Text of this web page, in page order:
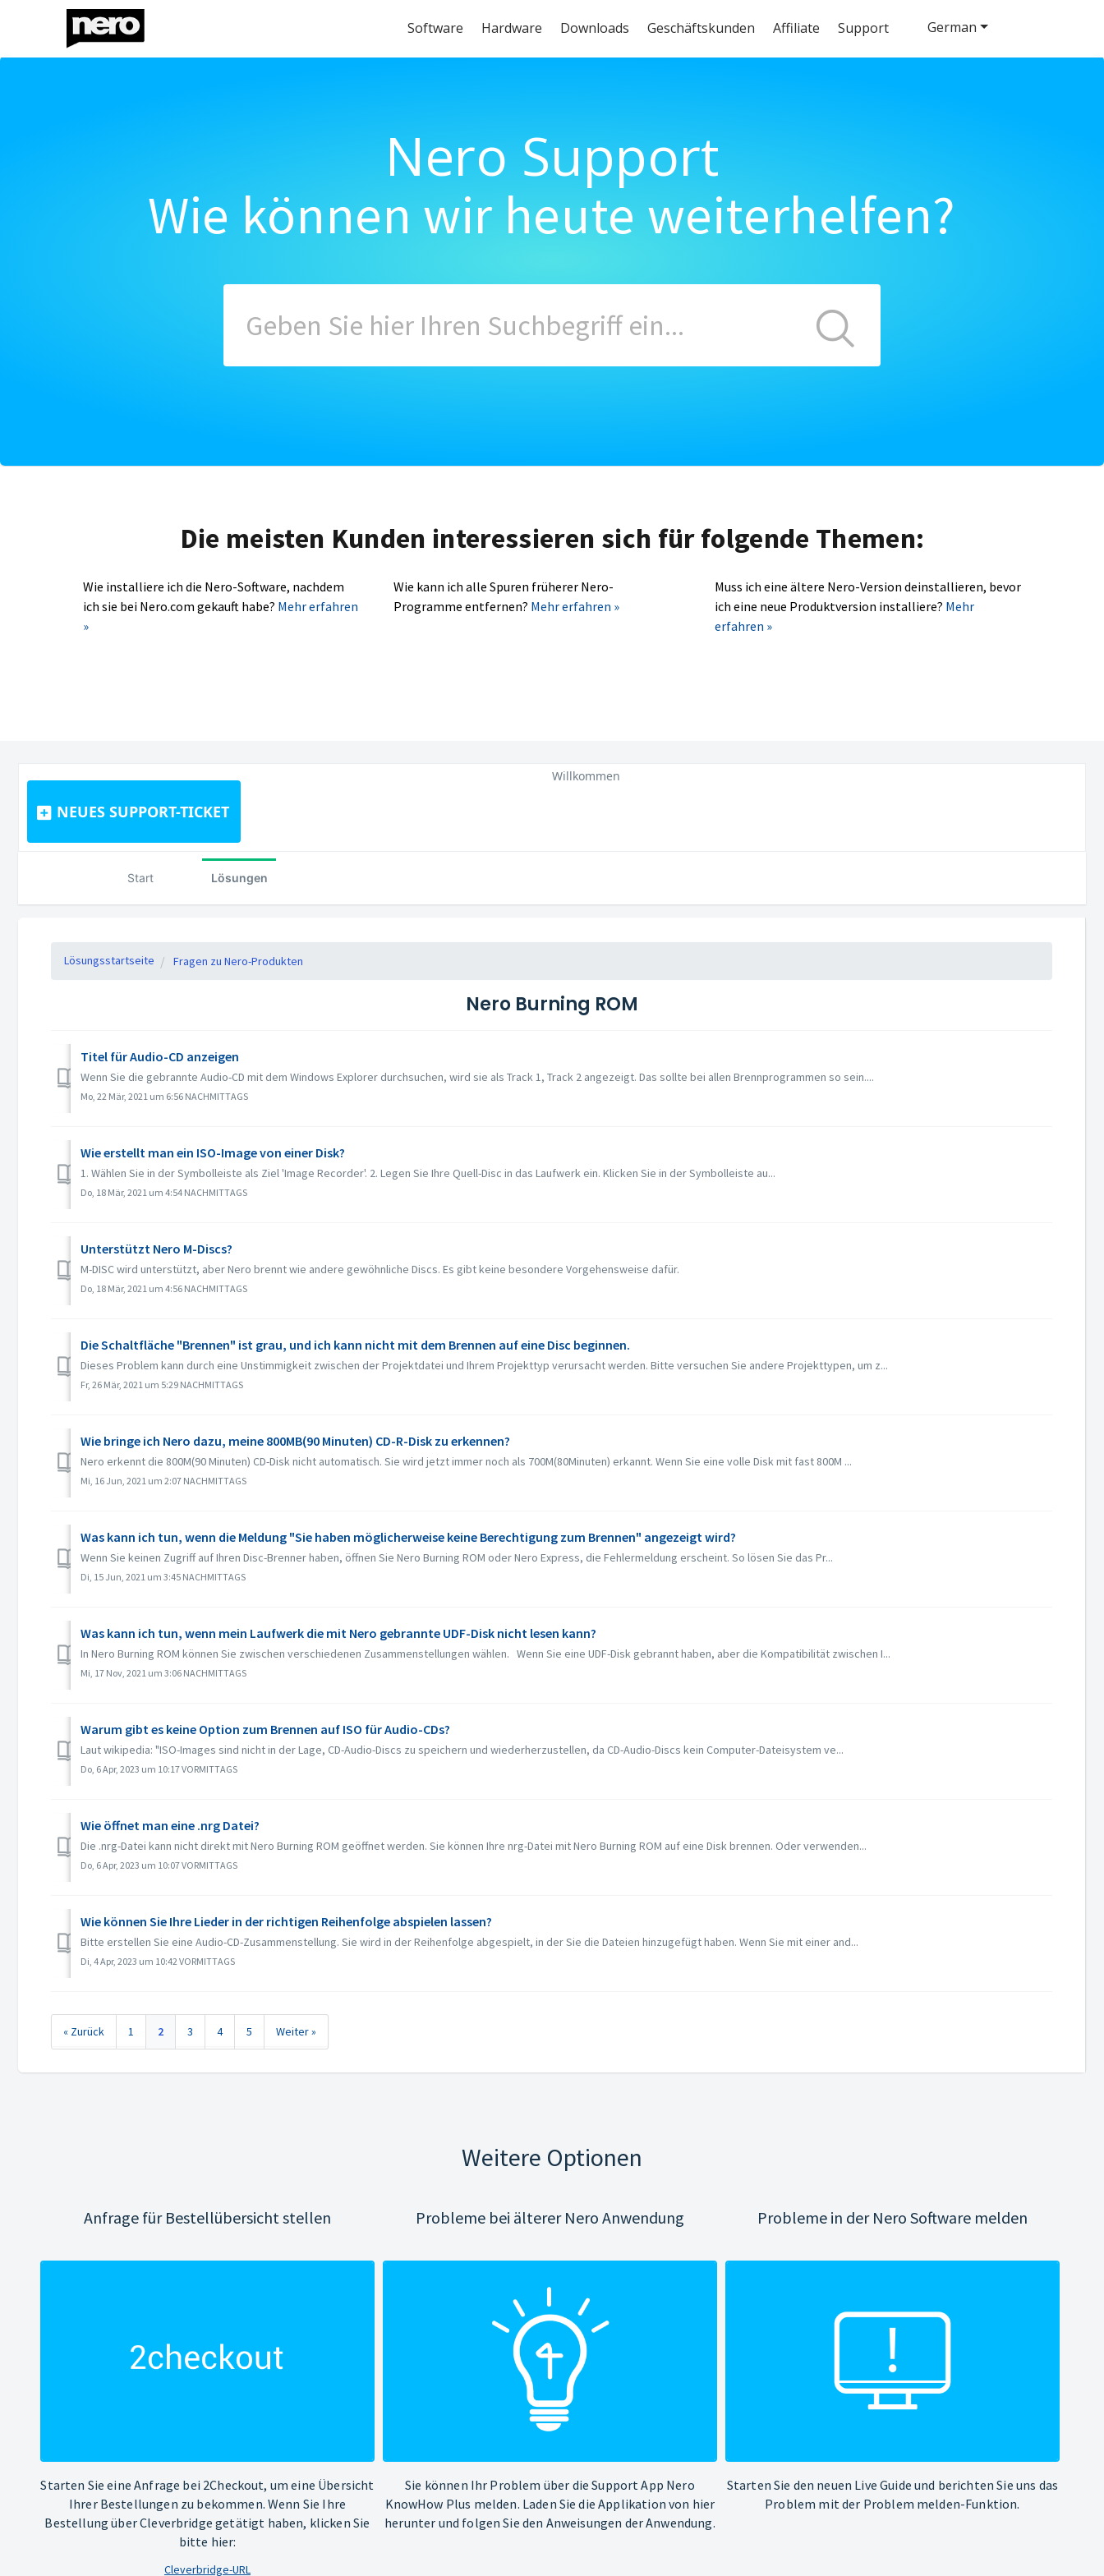
Software Hardware Downloads Geschäftskunden Affiliate Support
Nero Support
Wie können wir heute weiterhelfen?
Die meisten Kunden interessieren sich für folgende Themen:
Wie installiere ich die Nero-Software, nachdem
ich sie bei Nero.com gekauft habe? Mehr erfahren
»
Wie kann ich alle Spuren früherer Nero-
Programme entfernen? Mehr erfahren »
Muss ich eine ältere Nero-Version deinstallieren, bevor
ich eine neue Produktversion installiere? Mehr
erfahren »
NEUES SUPPORT-TICKET
German
Willkommen
Start Lösungen
Lösungsstartseite Fragen zu Nero-Produkten
Nero Burning ROM
Titel für Audio-CD anzeigen
Wenn Sie die gebrannte Audio-CD mit dem Windows Explorer durchsuchen, wird sie als Track 1, Track 2 angezeigt. Das sollte bei allen Brennprogrammen so sein....
Mo, 22 Mär, 2021 um 6:56 NACHMITTAGS
Wie erstellt man ein ISO-Image von einer Disk?
1. Wählen Sie in der Symbolleiste als Ziel 'Image Recorder'. 2. Legen Sie Ihre Quell-Disc in das Laufwerk ein. Klicken Sie in der Symbolleiste au...
Do, 18 Mär, 2021 um 4:54 NACHMITTAGS
Unterstützt Nero M-Discs?
M-DISC wird unterstützt, aber Nero brennt wie andere gewöhnliche Discs. Es gibt keine besondere Vorgehensweise dafür.
Do, 18 Mär, 2021 um 4:56 NACHMITTAGS
Die Schaltfläche "Brennen" ist grau, und ich kann nicht mit dem Brennen auf eine Disc beginnen.
Dieses Problem kann durch eine Unstimmigkeit zwischen der Projektdatei und Ihrem Projekttyp verursacht werden. Bitte versuchen Sie andere Projekttypen, um z...
Fr, 26 Mär, 2021 um 5:29 NACHMITTAGS
Wie bringe ich Nero dazu, meine 800MB(90 Minuten) CD-R-Disk zu erkennen?
Nero erkennt die 800M(90 Minuten) CD-Disk nicht automatisch. Sie wird jetzt immer noch als 700M(80Minuten) erkannt. Wenn Sie eine volle Disk mit fast 800M ...
Mi, 16 Jun, 2021 um 2:07 NACHMITTAGS
Was kann ich tun, wenn die Meldung "Sie haben möglicherweise keine Berechtigung zum Brennen" angezeigt wird?
Wenn Sie keinen Zugriff auf Ihren Disc-Brenner haben, öffnen Sie Nero Burning ROM oder Nero Express, die Fehlermeldung erscheint. So lösen Sie das Pr...
Di, 15 Jun, 2021 um 3:45 NACHMITTAGS
Was kann ich tun, wenn mein Laufwerk die mit Nero gebrannte UDF-Disk nicht lesen kann?
In Nero Burning ROM können Sie zwischen verschiedenen Zusammenstellungen wählen. Wenn Sie eine UDF-Disk gebrannt haben, aber die Kompatibilität zwischen I...
Mi, 17 Nov, 2021 um 3:06 NACHMITTAGS
Warum gibt es keine Option zum Brennen auf ISO für Audio-CDs?
Laut wikipedia: "ISO-Images sind nicht in der Lage, CD-Audio-Discs zu speichern und wiederherzustellen, da CD-Audio-Discs kein Computer-Dateisystem ve...
Do, 6 Apr, 2023 um 10:17 VORMITTAGS
Wie öffnet man eine .nrg Datei?
Die .nrg-Datei kann nicht direkt mit Nero Burning ROM geöffnet werden. Sie können Ihre nrg-Datei mit Nero Burning ROM auf eine Disk brennen. Oder verwenden...
Do, 6 Apr, 2023 um 10:07 VORMITTAGS
Wie können Sie Ihre Lieder in der richtigen Reihenfolge abspielen lassen?
Bitte erstellen Sie eine Audio-CD-Zusammenstellung. Sie wird in der Reihenfolge abgespielt, in der Sie die Dateien hinzugefügt haben. Wenn Sie mit einer and...
Di, 4 Apr, 2023 um 10:42 VORMITTAGS
« Zurück 1 2 3 4 5 Weiter »
Weitere Optionen
Anfrage für Bestellübersicht stellen
Starten Sie eine Anfrage bei 2Checkout, um eine Übersicht
Ihrer Bestellungen zu bekommen. Wenn Sie Ihre
Bestellung über Cleverbridge getätigt haben, klicken Sie
bitte hier:
Cleverbridge-URL
Probleme bei älterer Nero Anwendung
Sie können Ihr Problem über die Support App Nero
KnowHow Plus melden. Laden Sie die Applikation von hier
herunter und folgen Sie den Anweisungen der Anwendung.
Probleme in der Nero Software melden
Starten Sie den neuen Live Guide und berichten Sie uns das
Problem mit der Problem melden-Funktion.